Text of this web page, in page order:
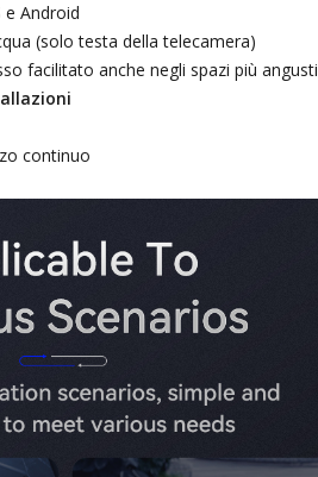
e Android
(solo testa della telecamera)
facilitato anche negli spazi più angusti
continuo